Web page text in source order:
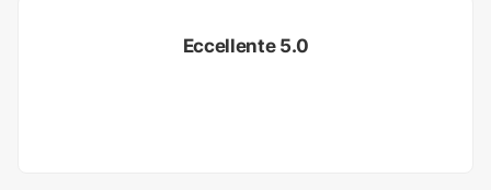
Eccellente 5.0